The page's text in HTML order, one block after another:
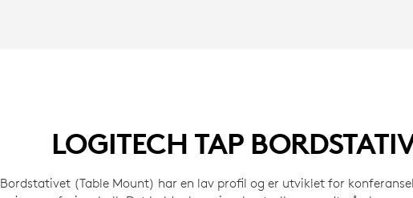
LOGITECH TAP
Bordstativet (Table Mount) har en lav profil og er utviklet for